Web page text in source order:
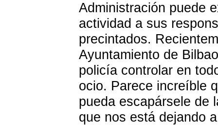
Administración puede
actividad a sus
precintados.
Ayuntamiento de
policía controlar en
ocio. Parece increíble
pueda escapársele de
que nos está dejando